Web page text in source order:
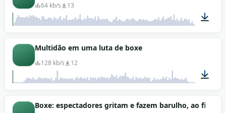
64 kb/s 13
Multidão em uma luta de boxe
128 kb/s 12
00:56
Boxe: espectadores gritam e fazem barulho, ao final